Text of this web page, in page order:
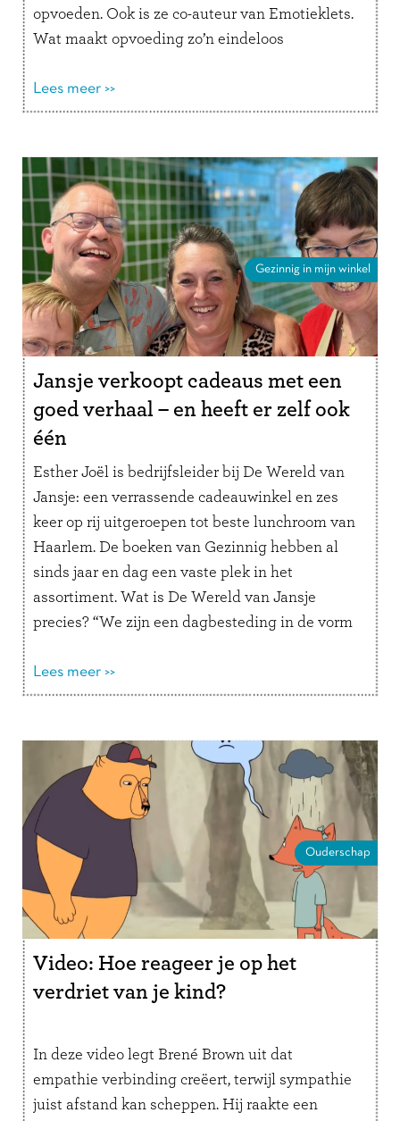
opvoeden. Ook is ze co-auteur van Emotieklets.
Wat maakt opvoeding zo’n eindeloos
verschillende opvoedstijlen en …
Lees meer >>
Gezinnig in mijn winkel
Jansje verkoopt cadeaus met een
goed verhaal – en heeft er zelf ook
één
Esther Joël is bedrijfsleider bij De Wereld van
Jansje: een verrassende cadeauwinkel en zes
keer op rij uitgeroepen tot beste lunchroom van
Haarlem. De boeken van Gezinnig hebben al
sinds jaar en dag een vaste plek in het
assortiment. Wat is De Wereld van Jansje
precies? “We zijn een dagbesteding in de vorm
Lees meer >>
Ouderschap
Video: Hoe reageer je op het
verdriet van je kind?
In deze video legt Brené Brown uit dat
empathie verbinding creëert, terwijl sympathie
juist afstand kan scheppen. Hij raakte een